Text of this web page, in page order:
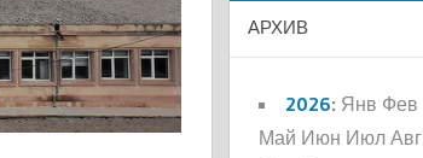
АРХИВ
2026: Янв Фев
Май Июн Июл Авг